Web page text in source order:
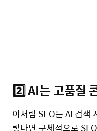
2️⃣ AI는 고품질
이처럼 SEO는 AI 검색
렇다면 구체적으로